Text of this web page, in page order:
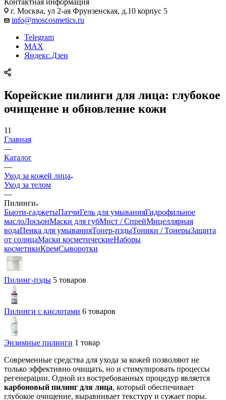
Контактная информация
г. Москва, ул 2-ая Фрунзенская, д.10 корпус 5
info@moscosmetics.ru
Telegram
MAX
Яндекс.Дзен
Корейские пилинги для лица: глубокое
очищение и обновление кожи
11
Главная
—
Каталог
—
Уход за кожей лица
Уход за телом
—
Пилинги
Бьюти-гаджетыПатчиГель для умыванияГидрофильное
маслоЛосьонМаски для губМист / СпрейМицеллярная
водаПенка для умыванияТонер-пэдыТоники / ТонерыЗащита
от солнцаМаски косметическиеНаборы
косметикиКремСыворотки
Пилинг-пэды 5 товаров
Пилинги с кислотами 6 товаров
Энзимные пилинги 1 товар
Современные средства для ухода за кожей позволяют не
только эффективно очищать, но и стимулировать процессы
регенерации. Одной из востребованных процедур является
карбоновый пилинг для лица, который обеспечивает
глубокое очищение, выравнивает текстуру и сужает поры.